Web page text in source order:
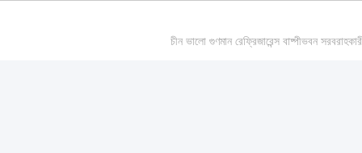
চীন ভালো গুণমান রেফ্রিজারেন্স বাষ্পীভবন